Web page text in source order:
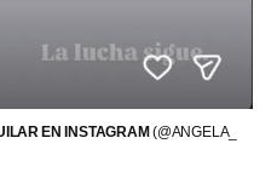
EN INSTAGRAM (@ANGELA_